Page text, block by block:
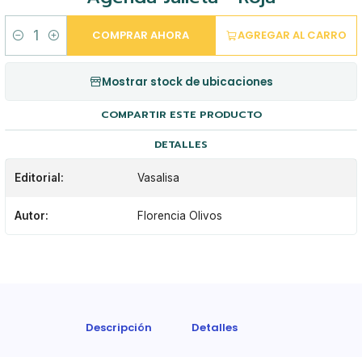
Cantidad
AGREGAR AL CARRO
COMPRAR AHORA
Mostrar stock de ubicaciones
COMPARTIR ESTE PRODUCTO
DETALLES
Editorial: Vasalisa
Autor: Florencia Olivos
Descripción Detalles